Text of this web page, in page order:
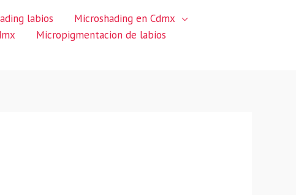
labios
Microshading en Cdmx
Micropigmentacion de labios